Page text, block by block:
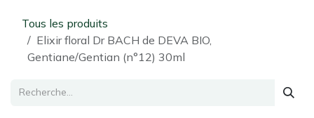
Tous les produits
Elixir floral Dr BACH de DEVA BIO,
Gentiane/Gentian (n°12) 30ml